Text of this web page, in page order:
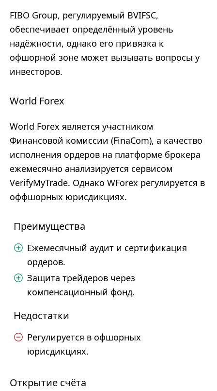
FIBO Group, регулируемый BVIFSC,
обеспечивает определённый уровень
надёжности, однако его привязка к
офшорной зоне может вызывать вопросы у
инвесторов.
World Forex
World Forex является участником
Финансовой комиссии (FinaCom), а качество
исполнения ордеров на платформе брокера
ежемесячно анализируется сервисом
VerifyMyTrade. Однако WForex регулируется в
оффшорных юрисдикциях.
Преимущества
Ежемесячный аудит и сертификация
ордеров.
Защита трейдеров через
компенсационный фонд.
Недостатки
Регулируется в офшорных
юрисдикциях.
Открытие счёта